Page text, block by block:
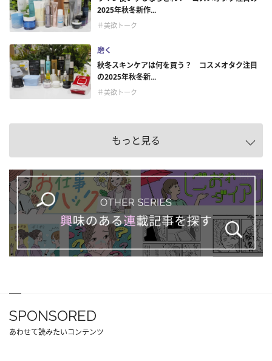
2025年秋冬新作...
＃美欲トーク
磨く
秋冬スキンケアは何を買う？ コスメオタク注目
の2025年秋冬新...
＃美欲トーク
もっと見る
SPONSORED
あわせて読みたいコンテンツ